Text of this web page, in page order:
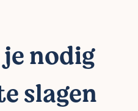
nodig
slagen